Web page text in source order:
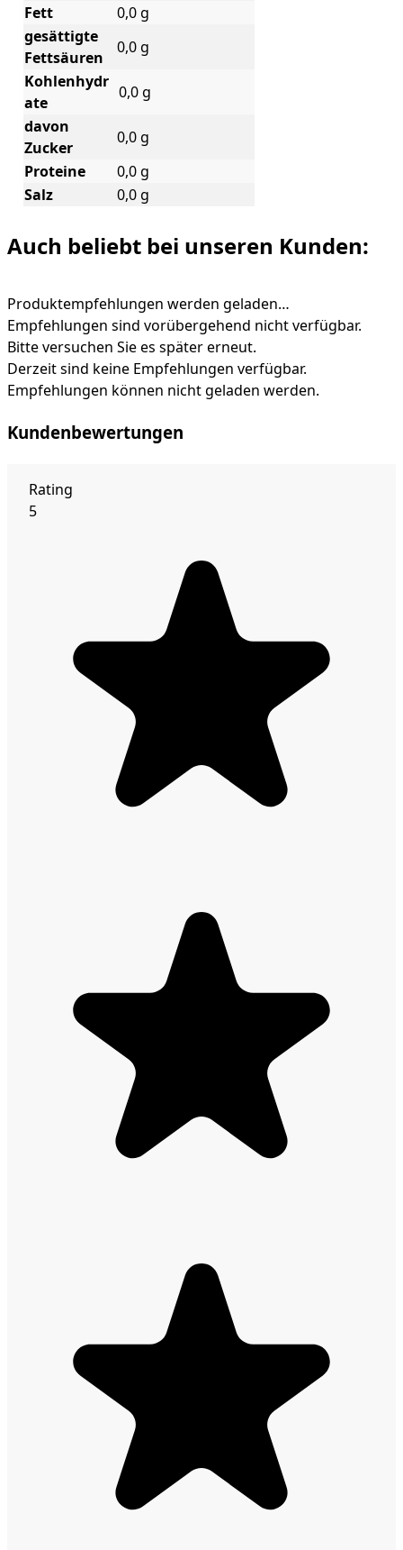
Fett
0,0 g
gesättigte
Fettsäuren
0,0 g
Kohlenhydr
ate
0,0 g
davon
Zucker
0,0 g
Proteine
0,0 g
Salz
0,0 g
Auch beliebt bei unseren Kunden:
Produktempfehlungen werden geladen…
Empfehlungen sind vorübergehend nicht verfügbar.
Bitte versuchen Sie es später erneut.
Derzeit sind keine Empfehlungen verfügbar.
Empfehlungen können nicht geladen werden.
Kundenbewertungen
Rating
5